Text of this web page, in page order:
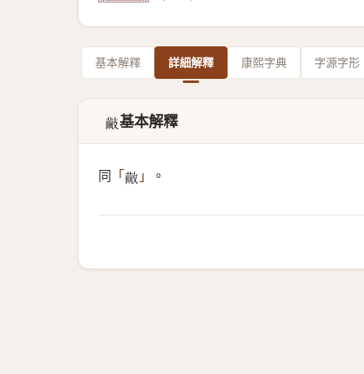
基本解釋 詳細解釋 康熙字典 字源字形
𣀺基本解釋
同 「 𣀸 」 。